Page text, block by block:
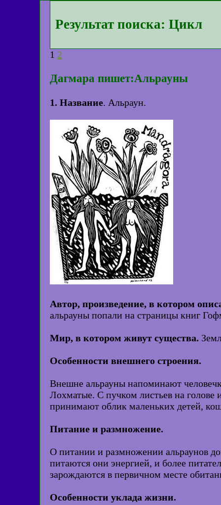
Результат поиска: Цикл
1 2
Дагмара пишет:Альрауны
1. Название. Альраун.
Автор, произведение, в котором
альрауны попали на страницы книг
Мир, в котором живут существа.
Особенности внешнего строения.
Внешне альрауны напоминают
Лохматые. С пучком листьев на
принимают облик маленьких детей,
Питание и размножение.
О питании и размножении альраунов
питаются они энергией, и более
зарождаются в первичном месте
Особенности уклада жизни.